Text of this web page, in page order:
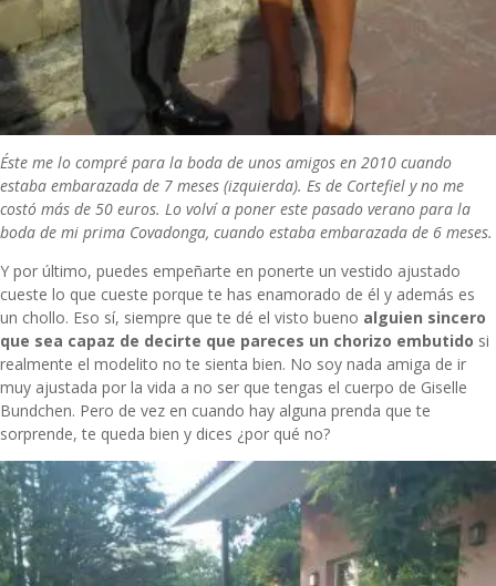
Éste me lo compré para la boda de unos amigos en 2010 cuando
estaba embarazada de 7 meses (izquierda). Es de Cortefiel y no me
costó más de 50 euros. Lo volví a poner este pasado verano para la
boda de mi prima Covadonga, cuando estaba embarazada de 6 meses.
Y por último, puedes empeñarte en ponerte un vestido ajustado
cueste lo que cueste porque te has enamorado de él y además es
un chollo. Eso sí, siempre que te dé el visto bueno alguien sincero
que sea capaz de decirte que pareces un chorizo embutido si
realmente el modelito no te sienta bien. No soy nada amiga de ir
muy ajustada por la vida a no ser que tengas el cuerpo de Giselle
Bundchen. Pero de vez en cuando hay alguna prenda que te
sorprende, te queda bien y dices ¿por qué no?